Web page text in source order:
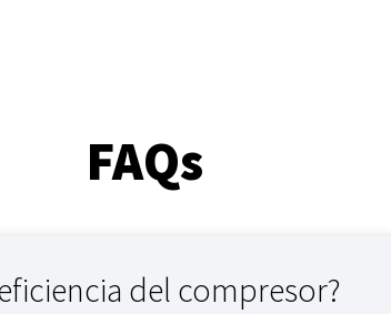
FAQs
del compresor?